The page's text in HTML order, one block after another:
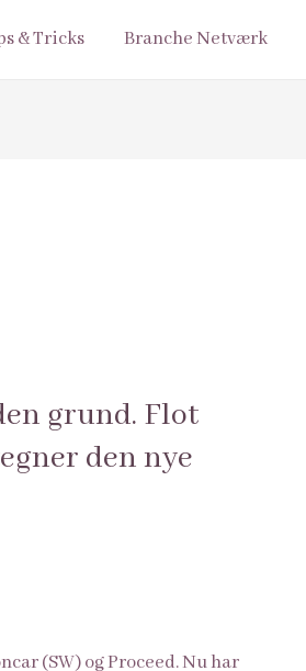
& Tricks Branche Netværk
grund. Flot
den nye
(SW) og Proceed. Nu har